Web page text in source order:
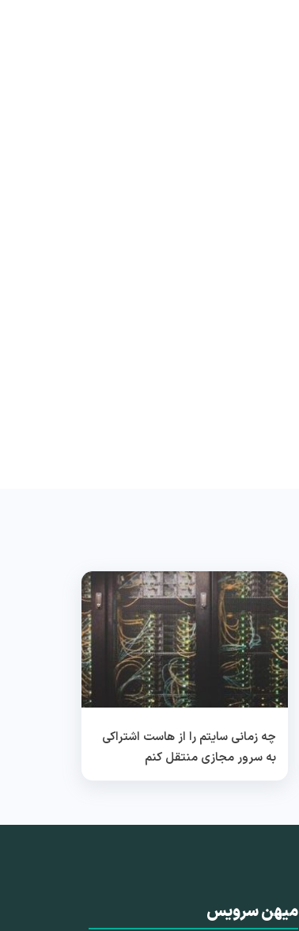
چه زمانی سایتم را از هاست اشتراکی
به سرور مجازی منتقل کنم
میهن سرویس